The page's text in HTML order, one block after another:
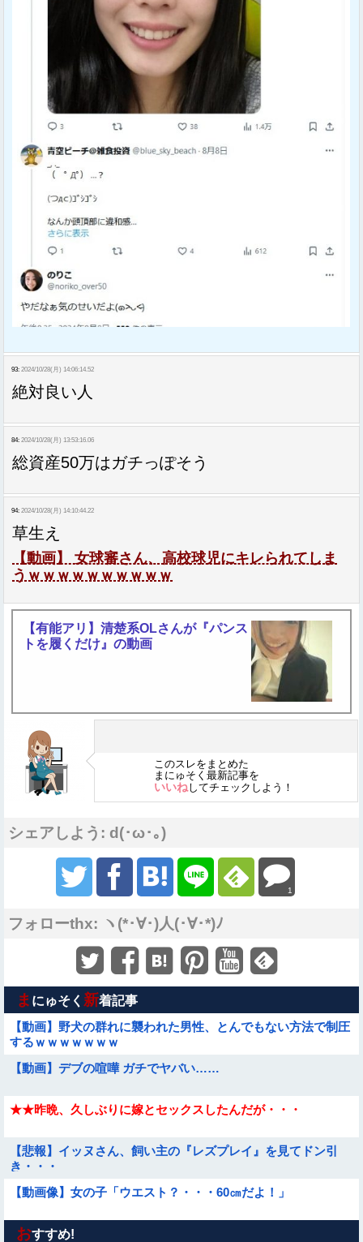
93: 2024/10/28(月) 14:06:14.52
絶対良い人
84: 2024/10/28(月) 13:53:16.06
総資産50万はガチっぽそう
94: 2024/10/28(月) 14:10:44.22
草生え
【動画】 女球審さん、高校球児にキレられてしま
うｗｗｗｗｗｗｗｗｗｗ
【有能アリ】清楚系OLさんが『パンス
トを履くだけ』の動画
このスレをまとめた
まにゅそく最新記事を
いいねしてチェックしよう！
シェアしよう: d(･ω･｡)
1
フォローthx: ヽ(*･∀･)人(･∀･*)ﾉ
ま にゅそく 新着記事
【動画】野犬の群れに襲われた男性、とんでもない方法で制圧
するｗｗｗｗｗｗｗ
【動画】デブの喧嘩 ガチでヤバい……
★★昨晩、久しぶりに嫁とセックスしたんだが・・・
【悲報】イッヌさん、飼い主の『レズプレイ』を見てドン引
き・・・
【動画像】女の子「ウエスト？・・・60㎝だよ！」
【動画】力士さん、ボクサーをボコってしまう
おすすめ!